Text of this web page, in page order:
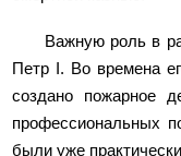
Важную роль в
Петр I. Во времена
создано пожарное
профессиональных
были уже